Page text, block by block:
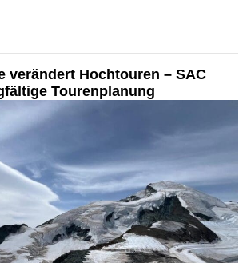
verändert Hochtouren – SAC
Tourenplanung